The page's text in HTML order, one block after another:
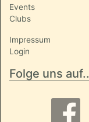
Events
Clubs
Impressum
Login
Folge uns auf..